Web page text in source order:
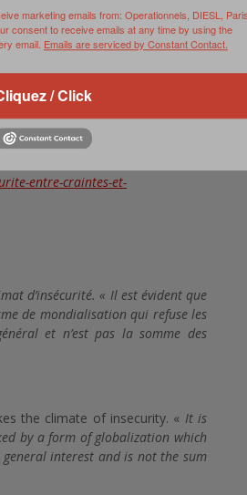
of violence. According to the
a surge of violence on its
of chocolates, one can find
surveys, or this huge survey
entre-craintes-et-
d’insécurité. « Il est évident que
de mondialisation qui refuse les
et n’est pas la somme des
the climate of insecurity. « It is
by a form of globalization which
interest and is not the sum
marketing emails from: Operationnels, DIESL,
consent to receive emails at any time by using the
email. Emails are serviced by Constant Contact.
/ Click